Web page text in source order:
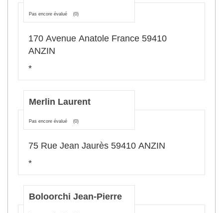
Pas encore évalué (0)
170 Avenue Anatole France 59410
ANZIN
*
Merlin Laurent
Pas encore évalué (0)
75 Rue Jean Jaurès 59410 ANZIN
*
Boloorchi Jean-Pierre